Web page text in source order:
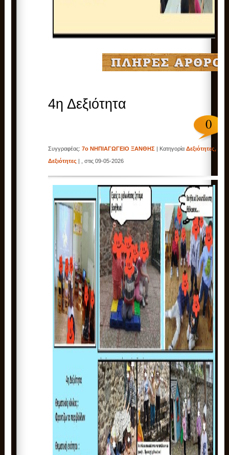
4η Δεξιότητα
0
Συγγραφέας:7ο ΝΗΠΙΑΓΩΓΕΙΟ ΞΑΝΘΗΣ | ΚατηγορίαΔεξιότητες,
Δεξιότητες | , στις 09-05-2026